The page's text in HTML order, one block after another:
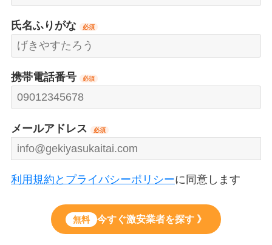
氏名ふりがな 必須
携帯電話番号 必須
メールアドレス 必須
利用規約とプライバシーポリシーに同意します
無料 今すぐ激安業者を探す 》